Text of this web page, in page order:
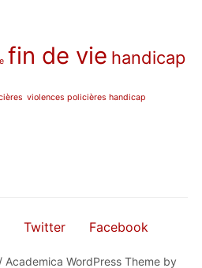
fin de vie handicap
violences policières handicap
Twitter Facebook
WordPress Theme by